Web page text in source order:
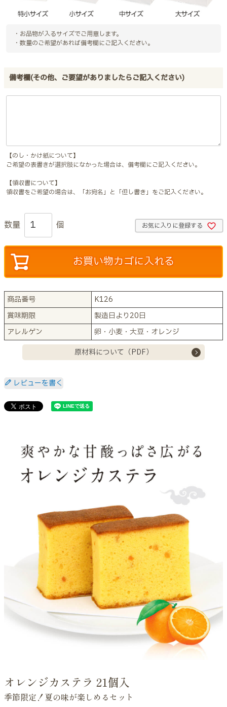
・お品物が入るサイズでご用意します。
・数量のご希望があれば備考欄にご記入ください。
備考欄(その他、ご要望がありましたらご記入ください)
【のし・かけ紙について】
ご希望の表書きが選択肢になかった場合は、備考欄にご記入ください。
【領収書について】
領収書をご希望の場合は、「お宛名」と「但し書き」をご記入ください。
お気に入りに登録する
お買い物カゴに入れる
商品番号
K126
賞味期限
製造日より20日
アレルゲン
卵・小麦・大豆・オレンジ
原材料について（PDF）
レビューを書く
オレンジカステラ 21個入
季節限定！夏の味が楽しめるセット